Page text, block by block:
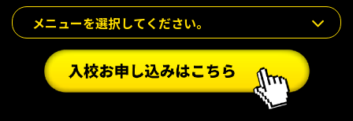
メニューを選択してください。